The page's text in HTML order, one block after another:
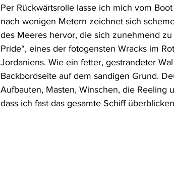
Dominikanische Republik Schatztauchen
St. Lucia Dominica Schottland
Per Rückwärtsrolle lasse ich mich vom
nach wenigen Metern zeichnet sich
des Meeres hervor, die sich zunehmend
Pride“, eines der fotogensten Wracks im
Jordaniens. Wie ein fetter, gestrandeter
Backbordseite auf dem sandigen Grund.
Aufbauten, Masten, Winschen, die Reeling
dass ich fast das gesamte Schiff